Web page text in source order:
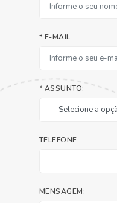
* E-MAIL:
* ASSUNTO:
TELEFONE:
MENSAGEM: